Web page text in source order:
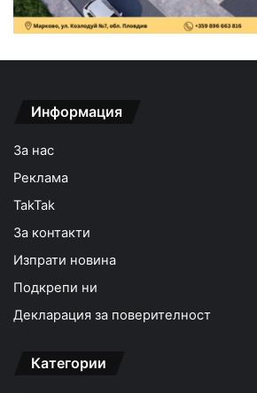
Информация
За нас
Реклама
TakTak
За контакти
Изпрати новина
Подкрепи ни
Декларация за поверителност
Категории